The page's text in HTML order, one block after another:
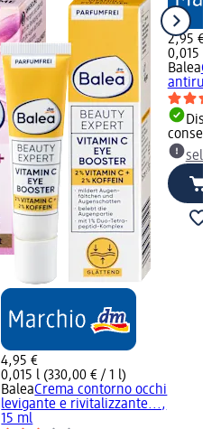
4,95 €
0,015 l (330,00 € / 1 l)
BaleaCrema contorno occhi
levigante e rivitalizzante...,
15 ml
2,95 €
0,015 l
Balea